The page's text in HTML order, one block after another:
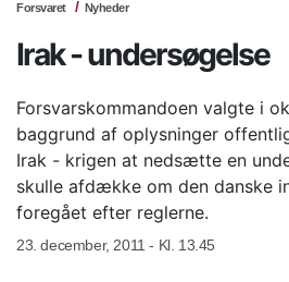
Forsvaret Nyheder
Irak - undersøgelse
Forsvarskommandoen valgte i
baggrund af oplysninger
Irak - krigen at nedsætte en
skulle afdække om den danske
foregået efter reglerne.
23. december, 2011 - Kl. 13.45